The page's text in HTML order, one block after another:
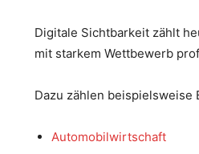
Digitale Sichtbarkeit zählt
mit starkem Wettbewerb
Dazu zählen beispielsweise
Automobilwirtschaft